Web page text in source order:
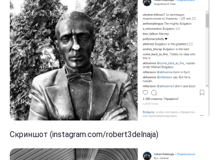
Скриншот (instagram.com/robert3delnaja)